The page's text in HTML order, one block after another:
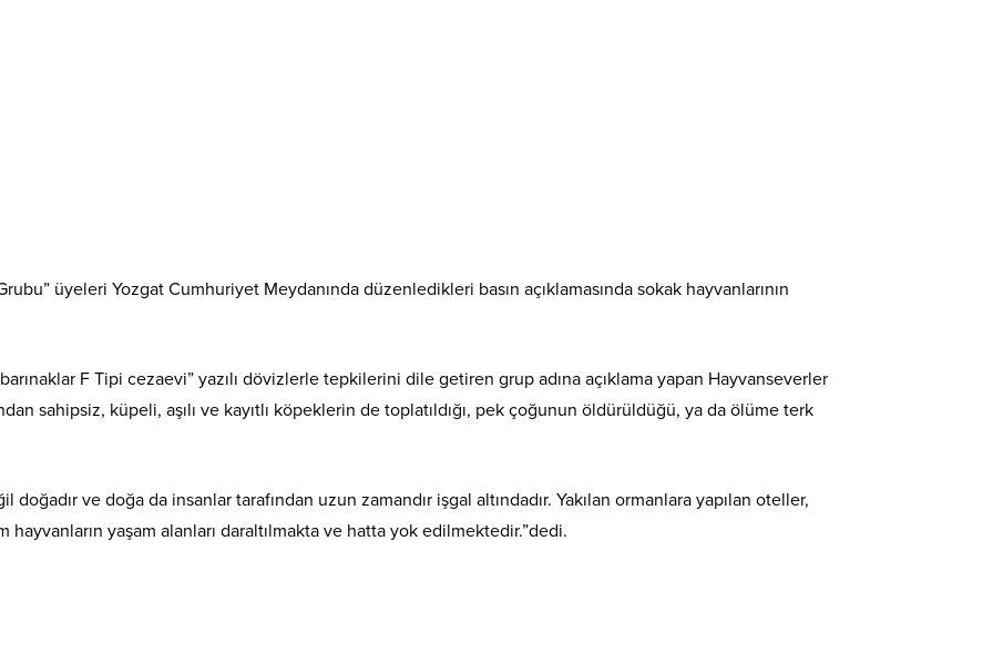
üyeleri Yozgat Cumhuriyet Meydanında düzenledikleri basın açıklamasında sokak hayvanlarının
F Tipi cezaevi” yazılı dövizlerle tepkilerini dile getiren grup adına açıklama yapan Hayvanseverler
sahipsiz, küpeli, aşılı ve kayıtlı köpeklerin de toplatıldığı, pek çoğunun öldürüldüğü, ya da ölüme terk
doğadır ve doğa da insanlar tarafından uzun zamandır işgal altındadır. Yakılan ormanlara yapılan oteller,
yaşam alanları daraltılmakta ve hatta yok edilmektedir.”dedi.